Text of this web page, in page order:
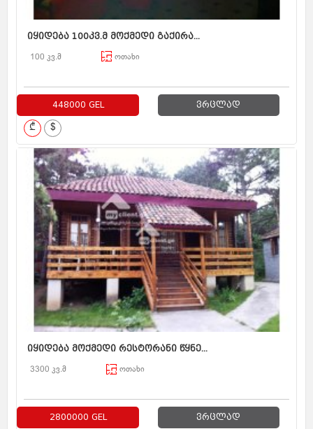
იყიდება 100კვ.მ მოქმედი გაქირა...
100 კვ.მ ოთახი
448000 GEL ვრცლად
₾ $
იყიდება მოქმედი რესტორანი წყნე...
3300 კვ.მ ოთახი
2800000 GEL ვრცლად